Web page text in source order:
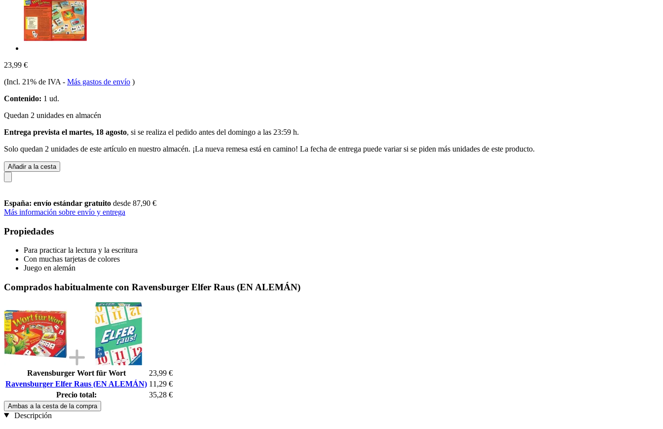
23,99 €
(Incl. 21% de IVA - Más gastos de envío )
Contenido: 1 ud.
Quedan 2 unidades en almacén
Entrega prevista el martes, 18 agosto, si se realiza el pedido antes del domingo a las 23:59 h.
Solo quedan 2 unidades de este artículo en nuestro almacén. ¡La nueva remesa está en camino! La fecha de entrega puede variar si se piden más unidades de este producto.
Añadir a la cesta
España: envío estándar gratuito desde 87,90 €
Más información sobre envío y entrega
Propiedades
Para practicar la lectura y la escritura
Con muchas tarjetas de colores
Juego en alemán
Comprados habitualmente con Ravensburger Elfer Raus (EN ALEMÁN)
Ravensburger Wort für Wort
23,99 €
Ravensburger Elfer Raus (EN ALEMÁN) 11,29 €
Precio total:
35,28 €
Ambas a la cesta de la compra
Descripción